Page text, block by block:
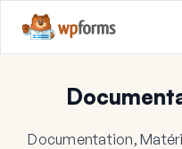
Documentation,